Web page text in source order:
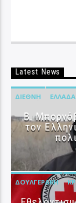
Latest News
ΔΙΕΘΝΉ ΕΛΛΆΔΑ
B.
τον
ΔΟΥΛΓΕΡΆΚΗ